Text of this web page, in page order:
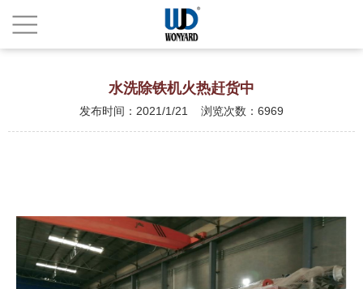
水洗除铁机火热赶货中
发布时间：2021/1/21 浏览次数：6969